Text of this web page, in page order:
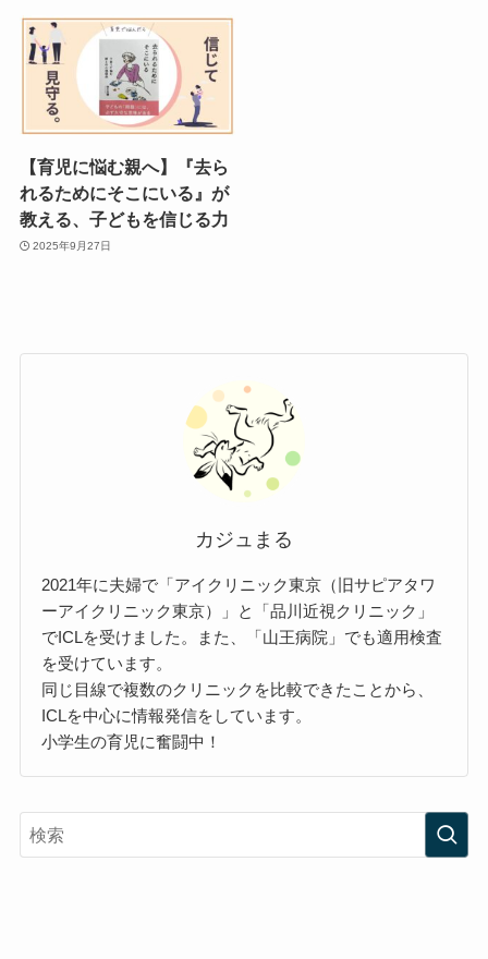
【育児に悩む親へ】『去ら
れるためにそこにいる』が
教える、子どもを信じる力
2025年9月27日
カジュまる
2021年に夫婦で「アイクリニック東京（旧サピアタワ
ーアイクリニック東京）」と「品川近視クリニック」
でICLを受けました。また、「山王病院」でも適用検査
を受けています。
同じ目線で複数のクリニックを比較できたことから、
ICLを中心に情報発信をしています。
小学生の育児に奮闘中！